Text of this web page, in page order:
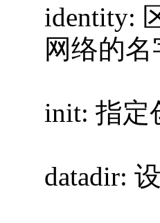
identity:
网络的名
init: 指定
datadir: